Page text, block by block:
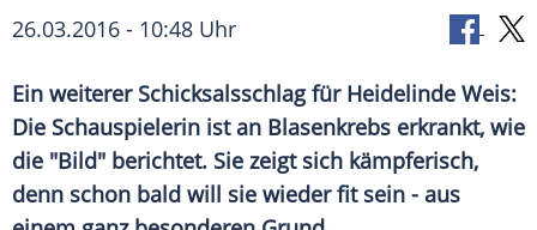
26.03.2016 - 10:48 Uhr
Ein weiterer Schicksalsschlag für Heidelinde Weis:
Die Schauspielerin ist an Blasenkrebs erkrankt, wie
die "Bild" berichtet. Sie zeigt sich kämpferisch,
denn schon bald will sie wieder fit sein - aus